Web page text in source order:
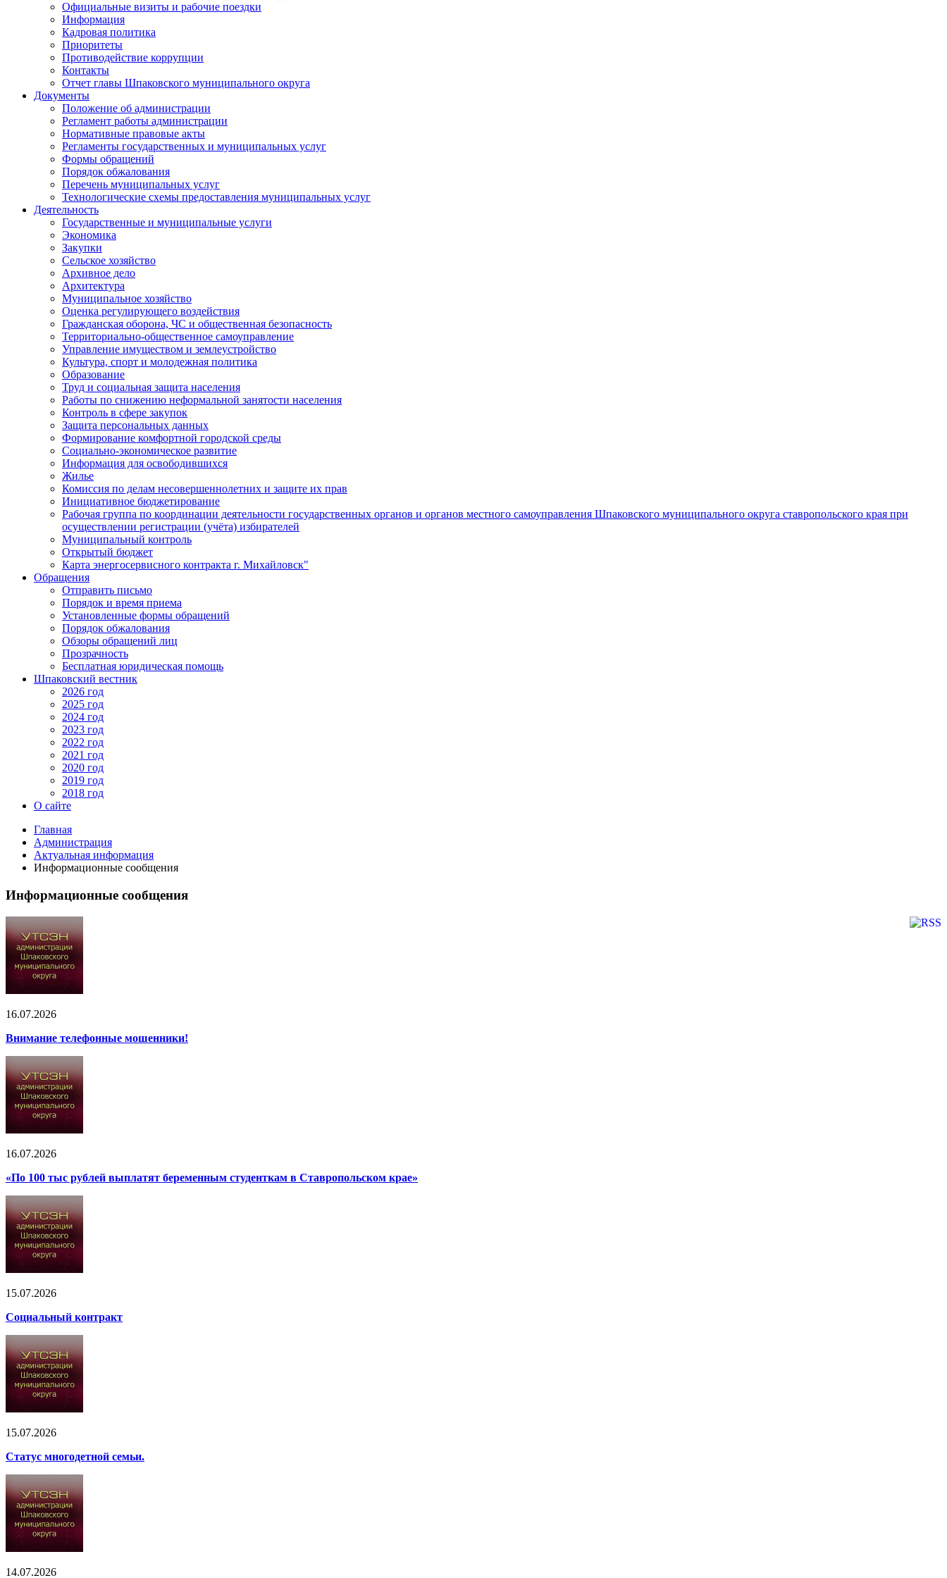
Официальные визиты и рабочие поездки
Информация
Кадровая политика
Приоритеты
Противодействие коррупции
Контакты
Отчет главы Шпаковского муниципального округа
Документы
Положение об администрации
Регламент работы администрации
Нормативные правовые акты
Регламенты государственных и муниципальных услуг
Формы обращений
Порядок обжалования
Перечень муниципальных услуг
Технологические схемы предоставления муниципальных услуг
Деятельность
Государственные и муниципальные услуги
Экономика
Закупки
Сельское хозяйство
Архивное дело
Архитектура
Муниципальное хозяйство
Оценка регулирующего воздействия
Гражданская оборона, ЧС и общественная безопасность
Территориально-общественное самоуправление
Управление имуществом и землеустройство
Культура, спорт и молодежная политика
Образование
Труд и социальная защита населения
Работы по снижению неформальной занятости населения
Контроль в сфере закупок
Защита персональных данных
Формирование комфортной городской среды
Социально-экономическое развитие
Информация для освободившихся
Жилье
Комиссия по делам несовершеннолетних и защите их прав
Инициативное бюджетирование
Рабочая группа по координации деятельности государственных органов и органов местного самоуправления Шпаковского муниципального округа ставропольского края при
осуществлении регистрации (учёта) избирателей
Муниципальный контроль
Открытый бюджет
Карта энергосервисного контракта г. Михайловск"
Обращения
Отправить письмо
Порядок и время приема
Установленные формы обращений
Порядок обжалования
Обзоры обращений лиц
Прозрачность
Бесплатная юридическая помощь
Шпаковский вестник
2026 год
2025 год
2024 год
2023 год
2022 год
2021 год
2020 год
2019 год
2018 год
О сайте
Главная
Администрация
Актуальная информация
Информационные сообщения
Информационные сообщения
16.07.2026
Внимание телефонные мошенники!
16.07.2026
«По 100 тыс рублей выплатят беременным студенткам в Ставропольском крае»
15.07.2026
Социальный контракт
15.07.2026
Статус многодетной семьи.
14.07.2026